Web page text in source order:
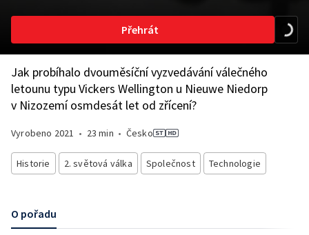
Přehrát
Jak probíhalo dvouměsíční vyzvedávání válečného
letounu typu Vickers Wellington u Nieuwe Niedorp
v Nizozemí osmdesát let od zřícení?
Vyrobeno 2021 • 23 min • Česko
Historie 2. světová válka Společnost Technologie
O pořadu